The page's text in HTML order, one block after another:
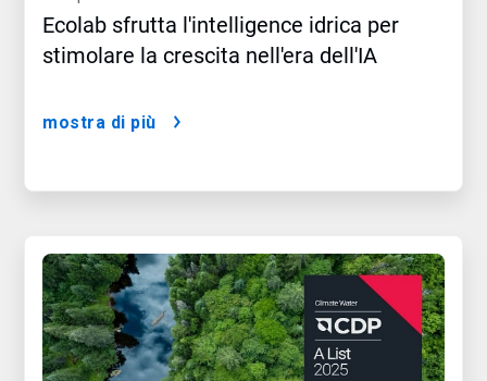
Ecolab sfrutta l'intelligence idrica per
stimolare la crescita nell'era dell'IA
mostra di più